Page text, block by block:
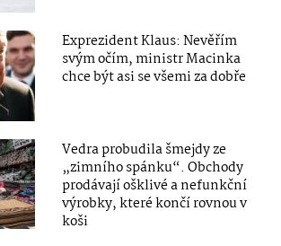
Exprezident Klaus: Nevěřím
svým očím, ministr Macinka
chce být asi se všemi za dobře
Vedra probudila šmejdy ze
„zimního spánku“. Obchody
prodávají ošklivé a nefunkční
výrobky, které končí rovnou v
koši